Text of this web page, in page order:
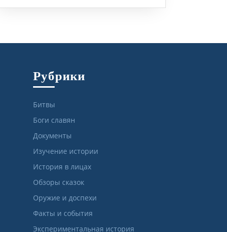
Рубрики
Битвы
Боги славян
Документы
Изучение истории
История в лицах
Обзоры сказок
Оружие и доспехи
Факты и события
Экспериментальная история